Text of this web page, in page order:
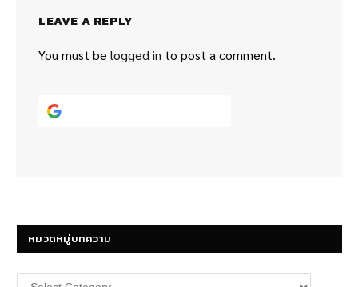
LEAVE A REPLY
You must be logged in to post a comment.
หมวดหมู่บทความ
หมวด